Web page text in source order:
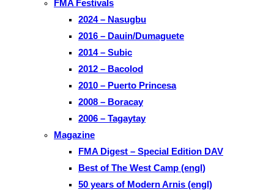
FMA Festivals
2024 – Nasugbu
2016 – Dauin/Dumaguete
2014 – Subic
2012 – Bacolod
2010 – Puerto Princesa
2008 – Boracay
2006 – Tagaytay
Magazine
FMA Digest – Special Edition DAV
Best of The West Camp (engl)
50 years of Modern Arnis (engl)